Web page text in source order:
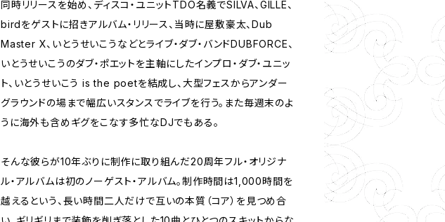
同時リリースを始め、ディスコ・ユニットTDO名義でSILVA、GILLE、
birdをゲストに招きアルバム・リリース、当時に屋敷豪太、Dub
Master X、いとうせいこうなどとライブ・ダブ・バンドDUBFORCE、
いとうせいこうのダブ・ポエットを主軸にしたインプロ・ダブ・ユニッ
ト、いとうせいこう is the poetを結成し、大型フェスからアンダー
グラウンドの場まで幅広いスタンスでライブを行う。また毎週末のよ
うに海外も含めギグをこなす多忙なDJでもある。
そんな彼らが10年ぶりに制作に取り組んだ20周年フル・オリジナ
ル・アルバムは初のノーゲスト・アルバム。制作時間は1,000時間を
越えるという、長い時間二人だけで互いの本質（コア）を見つめ合